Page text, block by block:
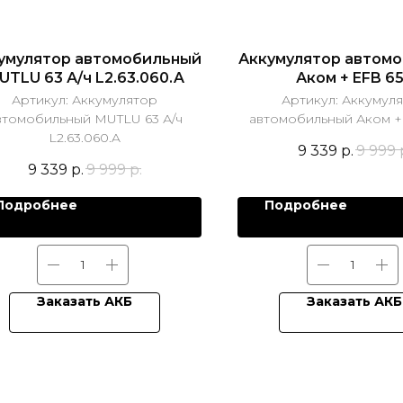
автомобильный
63 А/ч L2.63.060.A
Артикул: Аккумулятор
MUTLU 63 А/ч
L2.63.060.A
9 339 р.9 999 р.
Заказать АКБ
Аккумулятор
Аком + EFB
Артикул:
автомобильный Аком +
9 339 р.9 999
Подробнее
Заказать АКБ